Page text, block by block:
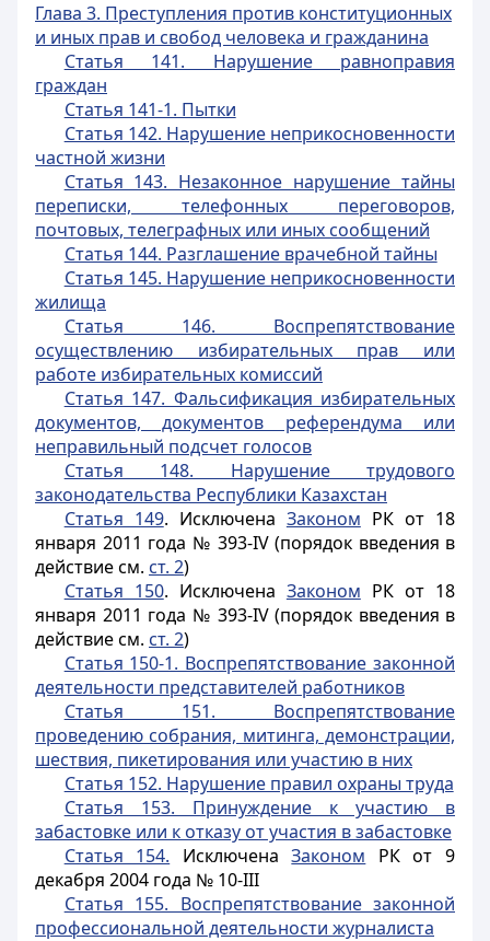
Глава 3. Преступления против конституционных
и иных прав и свобод человека и гражданина
Статья 141. Нарушение равноправия
граждан
Статья 141-1. Пытки
Статья 142. Нарушение неприкосновенности
частной жизни
Статья 143. Незаконное нарушение тайны
переписки, телефонных переговоров,
почтовых, телеграфных или иных сообщений
Статья 144. Разглашение врачебной тайны
Статья 145. Нарушение неприкосновенности
жилища
Статья 146. Воспрепятствование
осуществлению избирательных прав или
работе избирательных комиссий
Статья 147. Фальсификация избирательных
документов, документов референдума или
неправильный подсчет голосов
Статья 148. Нарушение трудового
законодательства Республики Казахстан
Статья 149. Исключена Законом РК от 18
января 2011 года № 393-IV (порядок введения в
действие см. ст. 2)
Статья 150. Исключена Законом РК от 18
января 2011 года № 393-IV (порядок введения в
действие см. ст. 2)
Статья 150-1. Воспрепятствование законной
деятельности представителей работников
Статья 151. Воспрепятствование
проведению собрания, митинга, демонстрации,
шествия, пикетирования или участию в них
Статья 152. Нарушение правил охраны труда
Статья 153. Принуждение к участию в
забастовке или к отказу от участия в забастовке
Статья 154. ИсключенаЗаконом РК от 9
декабря 2004 года № 10-III
Статья 155. Воспрепятствование законной
профессиональной деятельности журналиста